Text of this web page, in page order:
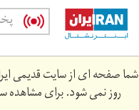
Skip
main
content
شما صفحه ای از سایت قدیمی
روز نمی شود. برای مشاهده